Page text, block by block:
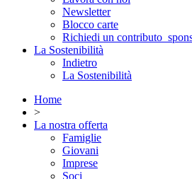
Newsletter
Blocco carte
Richiedi un
La Sostenibilità
Indietro
La Sostenibilità
Home
>
La nostra offerta
Famiglie
Giovani
Imprese
Soci